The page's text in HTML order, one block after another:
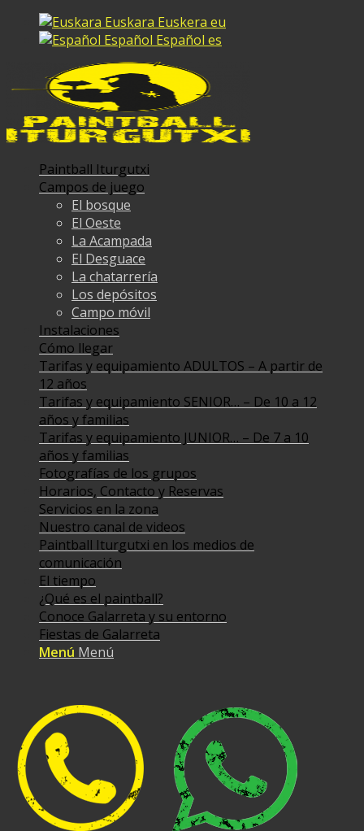
Euskara Euskera eu
Español Español es
Paintball Iturgutxi
Campos de juego
El bosque
El Oeste
La Acampada
El Desguace
La chatarrería
Los depósitos
Campo móvil
Instalaciones
Cómo llegar
Tarifas y equipamiento ADULTOS – A partir de
12 años
Tarifas y equipamiento SENIOR… – De 10 a 12
años y familias
Tarifas y equipamiento JUNIOR… – De 7 a 10
años y familias
Fotografías de los grupos
Horarios, Contacto y Reservas
Servicios en la zona
Nuestro canal de videos
Paintball Iturgutxi en los medios de
comunicación
El tiempo
¿Qué es el paintball?
Conoce Galarreta y su entorno
Fiestas de Galarreta
Menú Menú